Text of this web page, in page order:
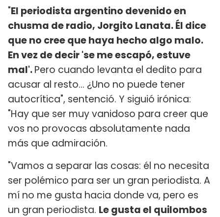
"El periodista argentino devenido en
chusma de radio, Jorgito Lanata. Él dice
que no cree que haya hecho algo malo.
En vez de decir 'se me escapó, estuve
mal'.Pero cuando levanta el dedito para
acusar al resto... ¿Uno no puede tener
autocrítica", sentenció. Y siguió irónica:
"Hay que ser muy vanidoso para creer que
vos no provocas absolutamente nada
más que admiración.
"Vamos a separar las cosas: él no necesita
ser polémico para ser un gran periodista. A
mí no me gusta hacia donde va, pero es
un gran periodista. Le gusta el quilombos